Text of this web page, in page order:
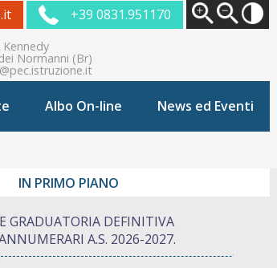
+39 0831.951170
Kennedy
Normanni (Br)
Albo On-line News ed Eventi
IN PRIMO PIANO
GRADUATORIA DEFINITIVA
A.S. 2026-2027.